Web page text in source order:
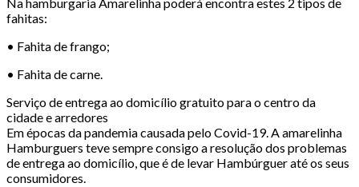
Na hamburgaria Amarelinha poderá encontra estes 2 tipos de
fahitas:
• Fahita de frango;
• Fahita de carne.
Serviço de entrega ao domicílio gratuito para o centro da
cidade e arredores
Em épocas da pandemia causada pelo Covid-19. A amarelinha
Hamburguers teve sempre consigo a resolução dos problemas
de entrega ao domicílio, que é de levar Hambúrguer até os seus
consumidores.